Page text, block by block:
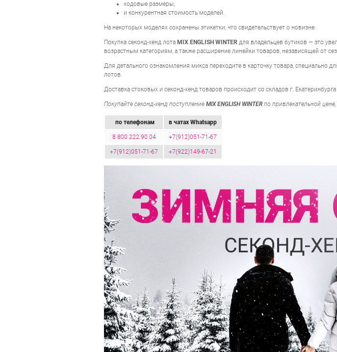
ходовые размеры;
и конкурентная стоимость моделей.
На некоторых моделях сохранены этикетки, что свидетельствует о новизне.
Покупка секонд-хенд лота MIX ENGLISH WINTER для владельцев бутиков — это
возрастным категориям, а также расширение линейки товаров, независящей от
Для детального ознакомления микса переходите в карточку товара, специально
лотов.
Доставка стоковых и секонд-хенд товаров происходит со складов г.
Покупайте секонд-хенд поступление MIX ENGLISH WINTERпо привлекательной
по телефонам в чатах Whatsapp
8 800 222 90 04 +7(912)051-71-67
+7(912)051-71-67 +7(922)149-67-21